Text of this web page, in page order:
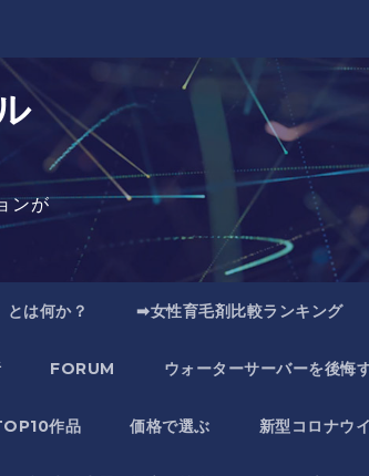
ンが
とは何か？ ➡女性育毛剤比較ランキング
FORUM ウォーターサーバーを後悔
作品 価格で選ぶ 新型コロナウ